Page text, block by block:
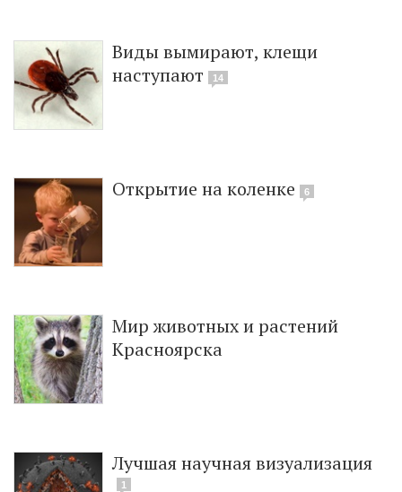
Виды вымирают, клещи
наступают
14
Открытие на коленке 6
Мир животных и растений
Красноярска
Лучшая научная визуализация
1